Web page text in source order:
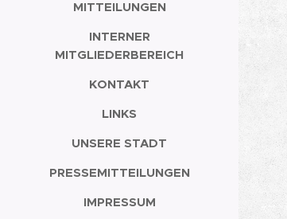
MITTEILUNGEN
INTERNER
MITGLIEDERBEREICH
KONTAKT
LINKS
UNSERE STADT
PRESSEMITTEILUNGEN
IMPRESSUM